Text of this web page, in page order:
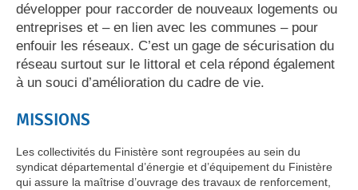
développer pour raccorder de nouveaux logements ou
entreprises et – en lien avec les communes – pour
enfouir les réseaux. C’est un gage de sécurisation du
réseau surtout sur le littoral et cela répond également
à un souci d’amélioration du cadre de vie.
MISSIONS
Les collectivités du Finistère sont regroupées au sein du
syndicat départemental d’énergie et d’équipement du Finistère
qui assure la maîtrise d’ouvrage des travaux de renforcement,